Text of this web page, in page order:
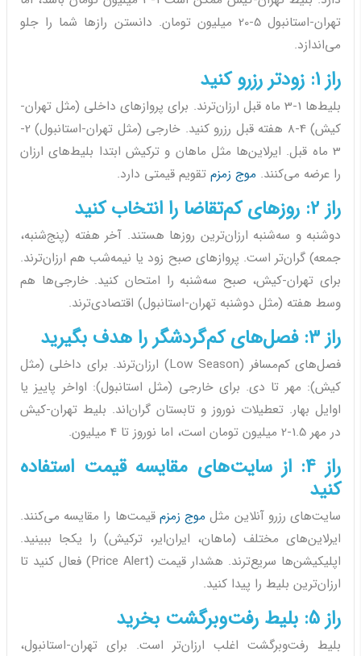
تهران-استانبول 5-20 میلیون تومان. دانستن رازها شما را جلو
می‌اندازد.
راز 1: زودتر رزرو کنید
بلیط‌ها 1-3 ماه قبل ارزان‌ترند. برای پروازهای داخلی (مثل تهران-
کیش) 4-8 هفته قبل رزرو کنید. خارجی (مثل تهران-استانبول) 2-
3 ماه قبل. ایرلاین‌ها مثل ماهان و ترکیش ابتدا بلیط‌های ارزان
را عرضه می‌کنند. موج زمزم تقویم قیمتی دارد.
راز 2: روزهای کم‌تقاضا را انتخاب کنید
دوشنبه و سه‌شنبه ارزان‌ترین روزها هستند. آخر هفته (پنج‌شنبه،
جمعه) گران‌تر است. پروازهای صبح زود یا نیمه‌شب هم ارزان‌ترند.
برای تهران-کیش، صبح سه‌شنبه را امتحان کنید. خارجی‌ها هم
وسط هفته (مثل دوشنبه تهران-استانبول) اقتصادی‌ترند.
راز 3: فصل‌های کم‌گردشگر را هدف بگیرید
فصل‌های کم‌مسافر (Low Season) ارزان‌ترند. برای داخلی (مثل
کیش): مهر تا دی. برای خارجی (مثل استانبول): اواخر پاییز یا
اوایل بهار. تعطیلات نوروز و تابستان گران‌اند. بلیط تهران-کیش
در مهر 1.5-2 میلیون تومان است، اما نوروز تا 4 میلیون.
راز 4: از سایت‌های مقایسه قیمت استفاده
کنید
سایت‌های رزرو آنلاین مثل موج زمزم قیمت‌ها را مقایسه می‌کنند.
ایرلاین‌های مختلف (ماهان، ایران‌ایر، ترکیش) را یکجا ببینید.
اپلیکیشن‌ها سریع‌ترند. هشدار قیمت (Price Alert) فعال کنید تا
ارزان‌ترین بلیط را پیدا کنید.
راز 5: بلیط رفت‌وبرگشت بخرید
بلیط رفت‌وبرگشت اغلب ارزان‌تر است. برای تهران-استانبول،